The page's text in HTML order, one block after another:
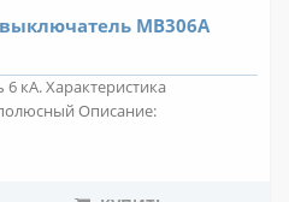
MB306A
кА. Характеристика
Описание: